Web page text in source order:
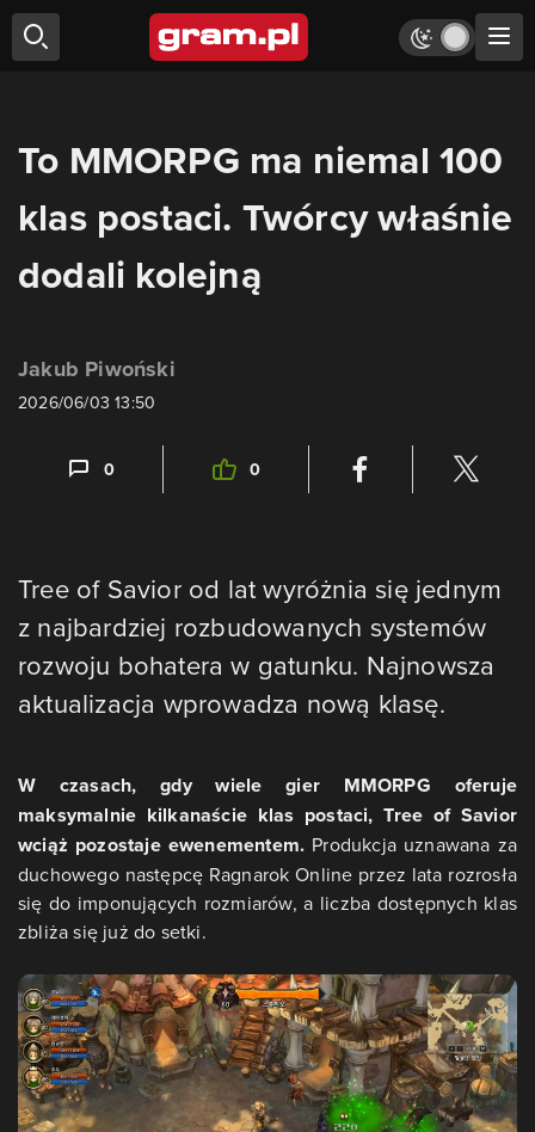
To MMORPG ma niemal 100
klas postaci. Twórcy właśnie
dodali kolejną
Jakub Piwoński
2026/06/03 13:50
0 0
Tree of Savior od lat wyróżnia się jednym
z najbardziej rozbudowanych systemów
rozwoju bohatera w gatunku. Najnowsza
aktualizacja wprowadza nową klasę.
W czasach, gdy wiele gier MMORPG oferuje
maksymalnie kilkanaście klas postaci, Tree of Savior
wciąż pozostaje ewenementem. Produkcja uznawana za
duchowego następcę Ragnarok Online przez lata rozrosła
się do imponujących rozmiarów, a liczba dostępnych klas
zbliża się już do setki.